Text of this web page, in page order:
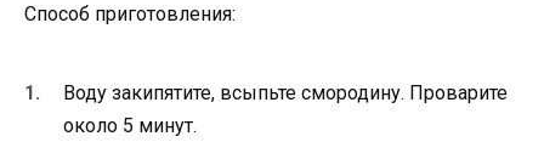
Способ приготовления:
Воду закипятите, всыпьте смородину. Проварите
около 5 минут.